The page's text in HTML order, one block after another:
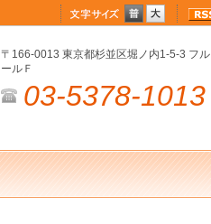
〒166-0013 東京都杉並区堀ノ内1-5-3 フル
ールＦ
03-5378-1013